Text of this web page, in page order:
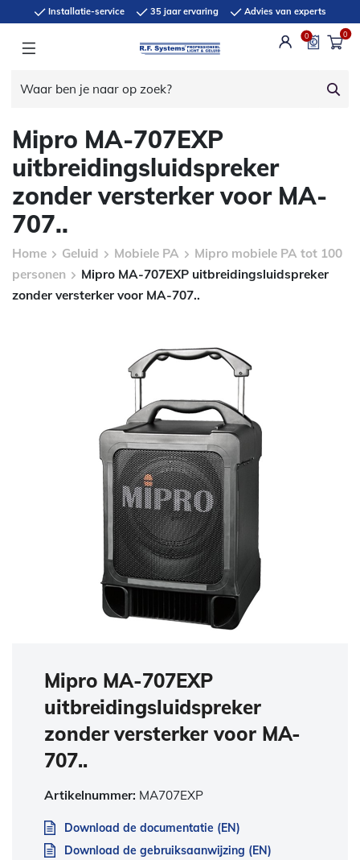
Installatie-service 35 jaar ervaring Advies van experts
0 0
Mipro MA-707EXP
uitbreidingsluidspreker
zonder versterker voor MA-
707..
Home Geluid Mobiele PA
Mipro mobiele PA tot 100
personen
Mipro MA-707EXP uitbreidingsluidspreker
zonder versterker voor MA-707..
Mipro MA-707EXP
uitbreidingsluidspreker
zonder versterker voor MA-
707..
Artikelnummer: MA707EXP
Download de documentatie (EN)
Download de gebruiksaanwijzing (EN)